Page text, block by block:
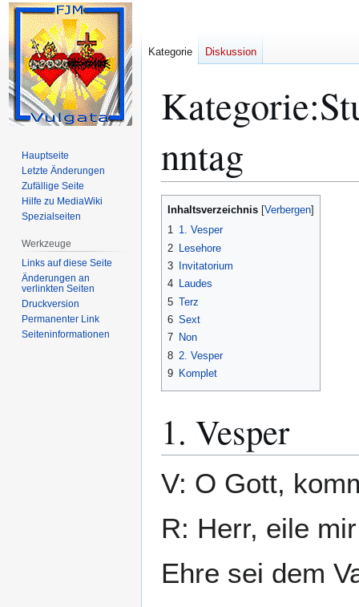
Kategorie:
nntag
Zur
Zur
Inhaltsverzeichnis
1 1. Vesper
2
Lesehore
3
Invitatorium
4 Laudes
5 Terz
6 Sext
7 Non
8 2. Vesper
9 Komplet
1. Vesper
V: O Gott,
R: Herr, eile
Ehre sei dem
Kategorie Diskussion
Hauptseite
Letzte Änderungen
Zufällige Seite
Hilfe zu MediaWiki
Spezialseiten
Werkzeuge
Links auf diese Seite
Änderungen an
verlinkten Seiten
Druckversion
Permanenter Link
Seiten­­informationen